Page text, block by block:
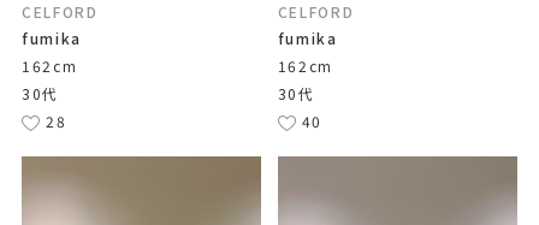
CELFORD
fumika
162cm
30代
28
CELFORD
fumika
162cm
30代
40